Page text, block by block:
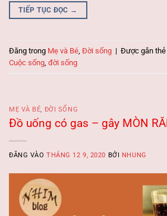
TIẾP TỤC ĐỌC →
Đăng trong Mẹ và Bé Đời sống | Được gắn thẻ
Cuộc sống đời sống
MẸ VÀ BÉ, ĐỜI SỐNG
Đồ uống có gas – gây MÒN
ĐĂNG VÀOTHÁNG 12 9, 2020 BỞI NHUNG